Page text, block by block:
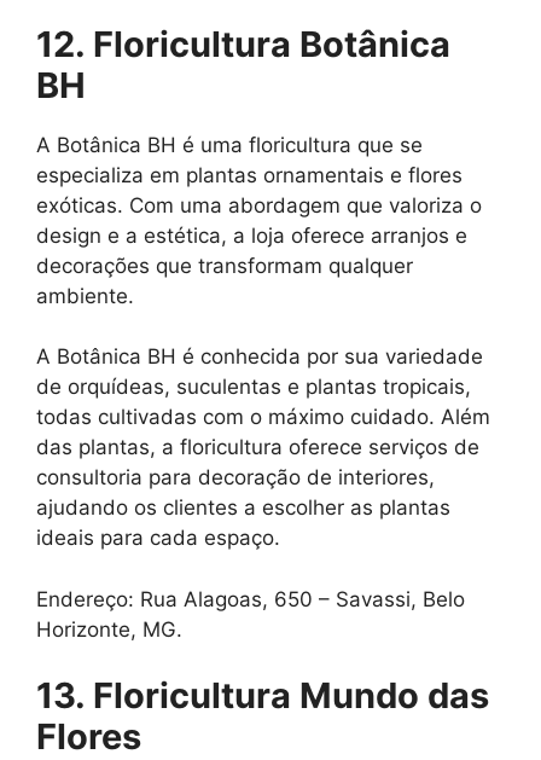
12. Floricultura Botânica
BH
A Botânica BH é uma floricultura que se
especializa em plantas ornamentais e flores
exóticas. Com uma abordagem que valoriza o
design e a estética, a loja oferece arranjos e
decorações que transformam qualquer
ambiente.
A Botânica BH é conhecida por sua variedade
de orquídeas, suculentas e plantas tropicais,
todas cultivadas com o máximo cuidado. Além
das plantas, a floricultura oferece serviços de
consultoria para decoração de interiores,
ajudando os clientes a escolher as plantas
ideais para cada espaço.
Endereço: Rua Alagoas, 650 – Savassi, Belo
Horizonte, MG.
13. Floricultura Mundo das
Flores